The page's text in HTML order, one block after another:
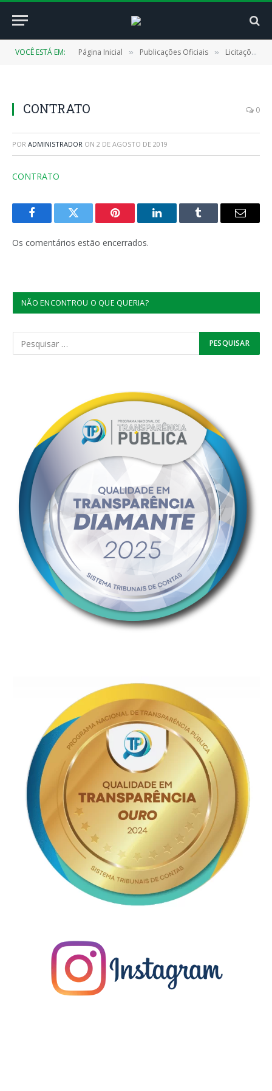
VOCÊ ESTÁ EM: Página Inicial » Publicações Oficiais » Licitações
CONTRATO 0
POR ADMINISTRADOR ON 2 DE AGOSTO DE 2019
CONTRATO
FacebookTwitter Pinterest LinkedInTumblr
E-
Os comentários estão encerrados.
NÃO ENCONTROU O QUE QUERIA?